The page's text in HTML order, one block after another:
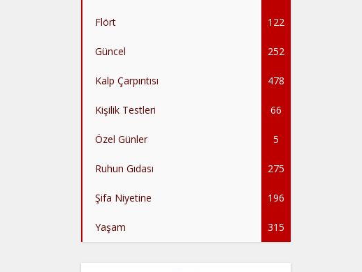
Flört 122
Güncel 252
Kalp Çarpıntısı 478
Kişilik Testleri 66
Özel Günler 5
Ruhun Gıdası 275
Şifa Niyetine 196
Yaşam 315